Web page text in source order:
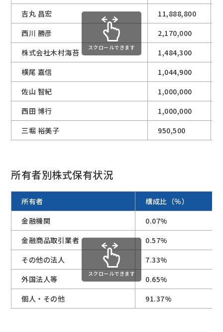
吉丸 昌宏
11,888,800
西川 勝彦
2,170,000
株式会社木村海苔
1,484,300
横尾 嘉信
1,044,900
佐山 智紀
1,000,000
西田 博行
1,000,000
三堀 裕美子
950,500
スクロールできます
所有者別株式保有状況
所有者
構成比（％）
金融機関
0.07%
金融商品取引業者
0.57%
その他の法人
7.33%
外国法人等
0.65%
個人・その他
91.37%
スクロールできます